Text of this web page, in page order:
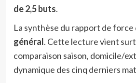
de 2,5 buts.
La synthèse du rapport de force
général. Cette lecture vient
comparaison saison, domicile/
dynamique des cinq derniers